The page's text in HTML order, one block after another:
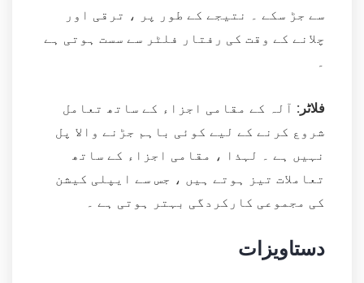
سے جڑ سکے ۔ نتیجے کے طور پر ، ترقی اور
چلانے کے وقت کی رفتار فلٹر سے سست ہوتی ہے
۔
فلاٹر: آلہ کے مقامی اجزاء کے ساتھ تعامل
شروع کرنے کے لیے کوئی باہم جڑنے والا پل
نہیں ہے ۔ لہذا ، مقامی اجزاء کے ساتھ
تعاملات تیز ہوتے ہیں ، جس سے ایپلی کیشن
کی مجموعی کارکردگی بہتر ہوتی ہے ۔
دستاویزات